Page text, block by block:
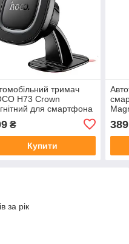
тримач
H73 Crown
для смартфона
₴
Купити
7
389
за рік